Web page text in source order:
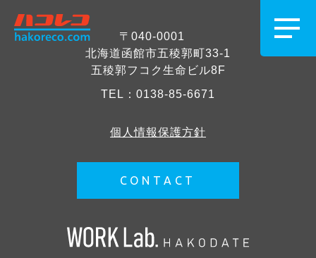
〒040-0001
北海道函館市五稜郭町33-1
五稜郭フコク生命ビル8F
TEL： 0138-85-6671
個人情報保護方針
CONTACT